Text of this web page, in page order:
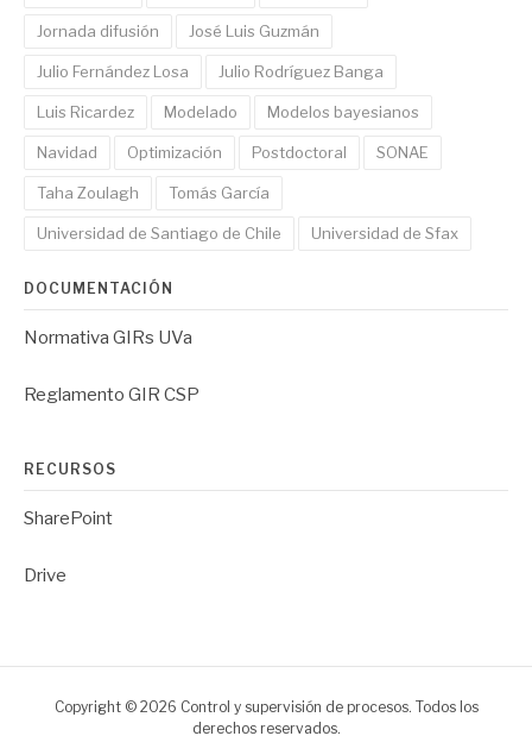
Jornada difusión José Luis Guzmán
Julio Fernández Losa Julio Rodríguez Banga
Luis Ricardez Modelado Modelos bayesianos
Navidad Optimización Postdoctoral SONAE
Taha Zoulagh Tomás García
Universidad de Santiago de Chile Universidad de Sfax
DOCUMENTACIÓN
Normativa GIRs UVa
Reglamento GIR CSP
RECURSOS
SharePoint
Drive
Copyright © 2026 Control y supervisión de procesos. Todos los
derechos reservados.